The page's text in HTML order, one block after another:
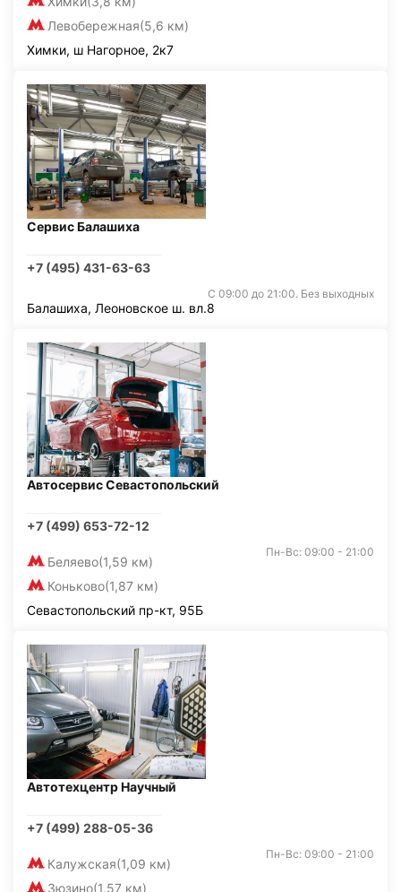
Левобережная(5,6 км)
Химки, ш Нагорное, 2к7
Сервис Балашиха
+7 (495) 431-63-63
С 09:00 до 21:00. Без выходных
Балашиха, Леоновское ш. вл.8
Автосервис Севастопольский
+7 (499) 653-72-12
Беляево(1,59 км)
Коньково(1,87 км)
Пн-Вс: 09:00 - 21:00
Севастопольский пр-кт, 95Б
Автотехцентр Научный
+7 (499) 288-05-36
Калужская(1,09 км)
Зюзино(1,57 км)
Пн-Вс: 09:00 - 21:00